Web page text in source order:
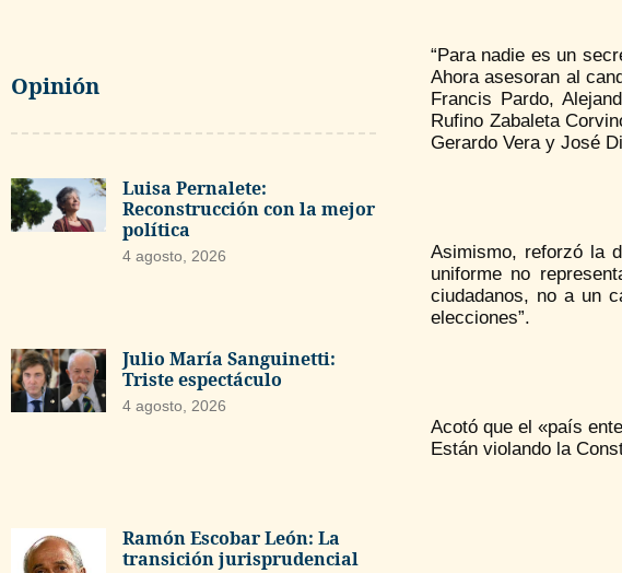
Opinión
Luisa Pernalete:
Reconstrucción con la mejor
política
4 agosto, 2026
Julio María Sanguinetti:
Triste espectáculo
4 agosto, 2026
Ramón Escobar León: La
transición jurisprudencial
“Para nadie es un
Ahora asesoran al
Francis Pardo,
Rufino Zabaleta
Gerardo Vera y José
Asimismo, reforzó la
uniforme no
ciudadanos, no a un
elecciones”.
Acotó que el «país
Están violando la